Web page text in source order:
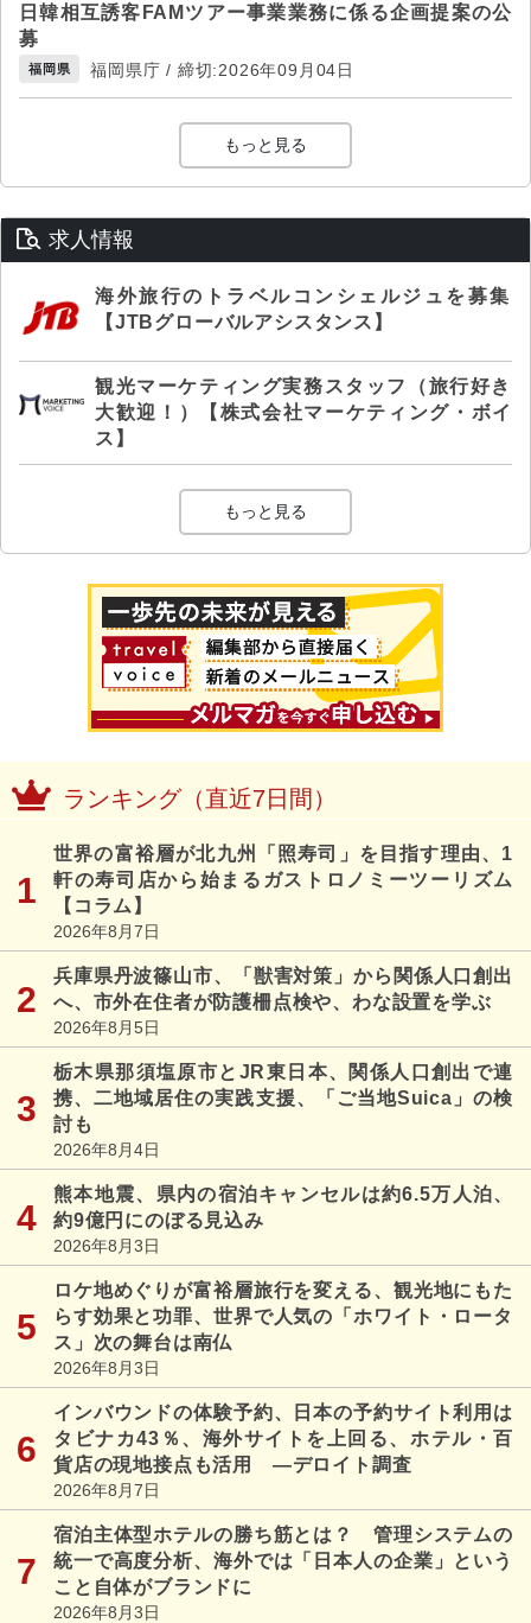
日韓相互誘客FAMツアー事業業務に係る企画提案の公
募
福岡県 福岡県庁 / 締切:2026年09月04日
もっと見る
求人情報
海外旅行のトラベルコンシェルジュを募集
【JTBグローバルアシスタンス】
観光マーケティング実務スタッフ（旅行好き
大歓迎！）【株式会社マーケティング・ボイ
ス】
もっと見る
ランキング（直近7日間）
世界の富裕層が北九州「照寿司」を目指す理由、1
軒の寿司店から始まるガストロノミーツーリズム
【コラム】
2026年8月7日
兵庫県丹波篠山市、「獣害対策」から関係人口創出
へ、市外在住者が防護柵点検や、わな設置を学ぶ
2026年8月5日
栃木県那須塩原市とJR東日本、関係人口創出で連
携、二地域居住の実践支援、「ご当地Suica」の検
討も
2026年8月4日
熊本地震、県内の宿泊キャンセルは約6.5万人泊、
約9億円にのぼる見込み
2026年8月3日
ロケ地めぐりが富裕層旅行を変える、観光地にもた
らす効果と功罪、世界で人気の「ホワイト・ロータ
ス」次の舞台は南仏
2026年8月3日
インバウンドの体験予約、日本の予約サイト利用は
タビナカ43％、海外サイトを上回る、ホテル・百
貨店の現地接点も活用 ―デロイト調査
2026年8月7日
宿泊主体型ホテルの勝ち筋とは？ 管理システムの
統一で高度分析、海外では「日本人の企業」という
こと自体がブランドに
2026年8月3日